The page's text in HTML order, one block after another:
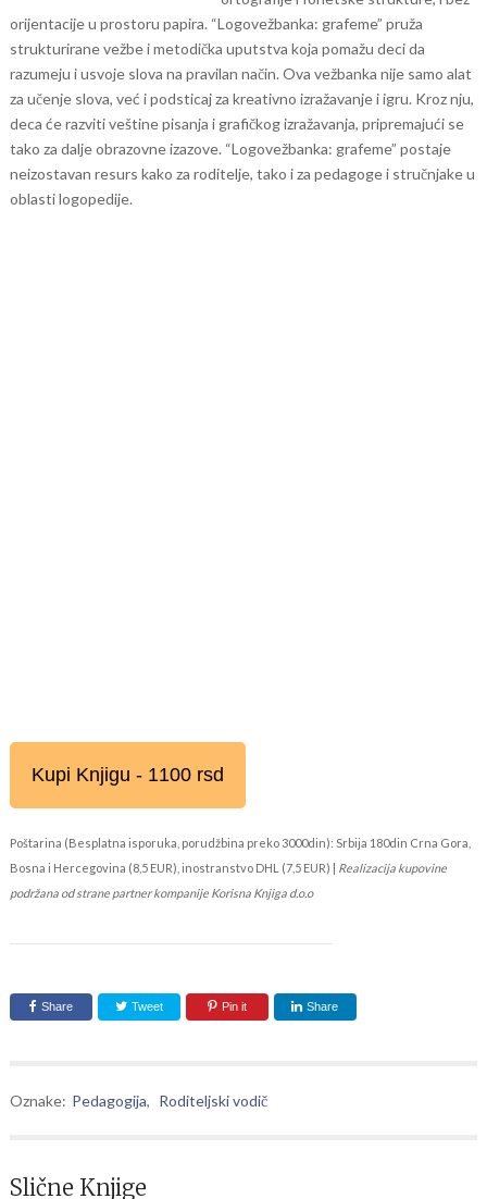
orijentacije u prostoru papira. “Logovežbanka: grafeme” pruža
strukturirane vežbe i metodička uputstva koja pomažu deci da
razumeju i usvoje slova na pravilan način. Ova vežbanka nije samo alat
za učenje slova, već i podsticaj za kreativno izražavanje i igru. Kroz nju,
deca će razviti veštine pisanja i grafičkog izražavanja, pripremajući se
tako za dalje obrazovne izazove. “Logovežbanka: grafeme” postaje
neizostavan resurs kako za roditelje, tako i za pedagoge i stručnjake u
oblasti logopedije.
Kupi Knjigu - 1100 rsd
Poštarina (Besplatna isporuka, porudžbina preko 3000din): Srbija 180din Crna Gora,
Bosna i Hercegovina (8,5 EUR), inostranstvo DHL (7,5 EUR) | Realizacija kupovine
podržana od strane partner kompanije Korisna Knjiga d.o.o
Share Tweet Pin it Share
Oznake: Pedagogija, Roditeljski vodič
Slične Knjige